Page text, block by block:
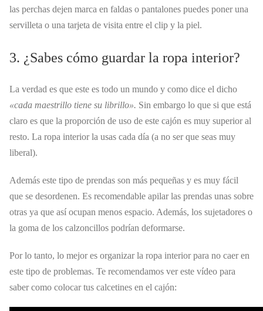
las perchas dejen marca en faldas o pantalones puedes poner una
servilleta o una tarjeta de visita entre el clip y la piel.
3. ¿Sabes cómo guardar la ropa interior?
La verdad es que este es todo un mundo y como dice el dicho
«cada maestrillo tiene su librillo». Sin embargo lo que si que está
claro es que la proporción de uso de este cajón es muy superior al
resto. La ropa interior la usas cada día (a no ser que seas muy
liberal).
Además este tipo de prendas son más pequeñas y es muy fácil
que se desordenen. Es recomendable apilar las prendas unas sobre
otras ya que así ocupan menos espacio. Además, los sujetadores o
la goma de los calzoncillos podrían deformarse.
Por lo tanto, lo mejor es organizar la ropa interior para no caer en
este tipo de problemas. Te recomendamos ver este vídeo para
saber como colocar tus calcetines en el cajón: